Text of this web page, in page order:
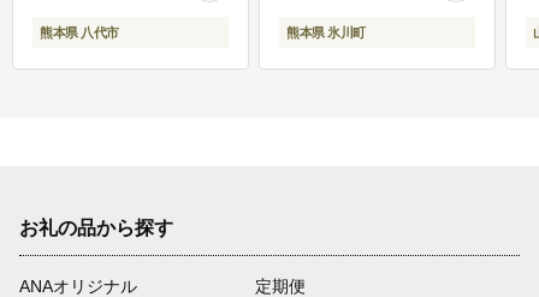
熊本県 八代市 熊本県 氷川町
お礼の品から探す
ANAオリジナル
定期便